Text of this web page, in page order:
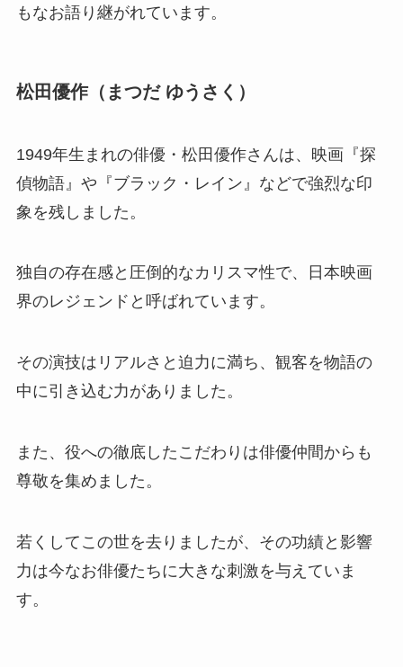
もなお語り継がれています。
松田優作（まつだ ゆうさく）
1949年生まれの俳優・松田優作さんは、映画『探
偵物語』や『ブラック・レイン』などで強烈な印
象を残しました。
独自の存在感と圧倒的なカリスマ性で、日本映画
界のレジェンドと呼ばれています。
その演技はリアルさと迫力に満ち、観客を物語の
中に引き込む力がありました。
また、役への徹底したこだわりは俳優仲間からも
尊敬を集めました。
若くしてこの世を去りましたが、その功績と影響
力は今なお俳優たちに大きな刺激を与えていま
す。